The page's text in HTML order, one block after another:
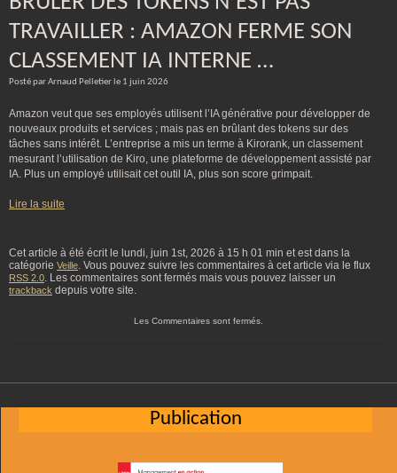
TRAVAILLER : AMAZON FERME SON
CLASSEMENT IA INTERNE …
Posté par Arnaud Pelletier le 1 juin 2026
Amazon veut que ses employés utilisent l’IA générative pour développer de
nouveaux produits et services ; mais pas en brûlant des tokens sur des
tâches sans intérêt. L’entreprise a mis un terme à Kirorank, un classement
mesurant l’utilisation de Kiro, une plateforme de développement assisté par
IA. Plus un employé utilisait cet outil IA, plus son score grimpait.
Lire la suite
Cet article à été écrit le lundi, juin 1st, 2026 à 15 h 01 min et est dans la
catégorie Veille. Vous pouvez suivre les commentaires à cet article via le flux
RSS 2.0. Les commentaires sont fermés mais vous pouvez laisser un
trackback depuis votre site.
Les Commentaires sont fermés.
Publication